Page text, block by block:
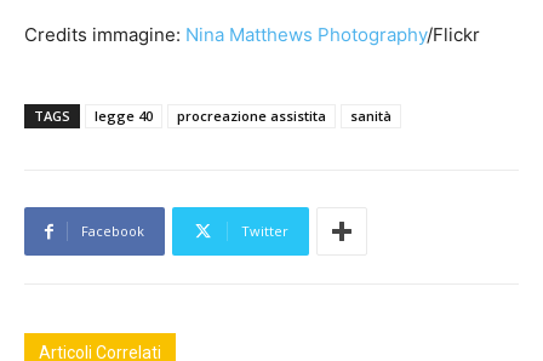
Credits immagine: Nina Matthews Photography/Flickr
TAGS legge 40 procreazione assistita sanità
Facebook Twitter
Articoli Correlati